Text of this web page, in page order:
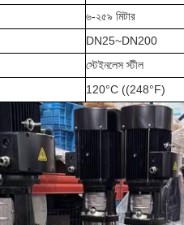
৬-২৫৯ মিটার
DN25~DN200
স্টেইনলেস স্টীল
120°C ((248°F)